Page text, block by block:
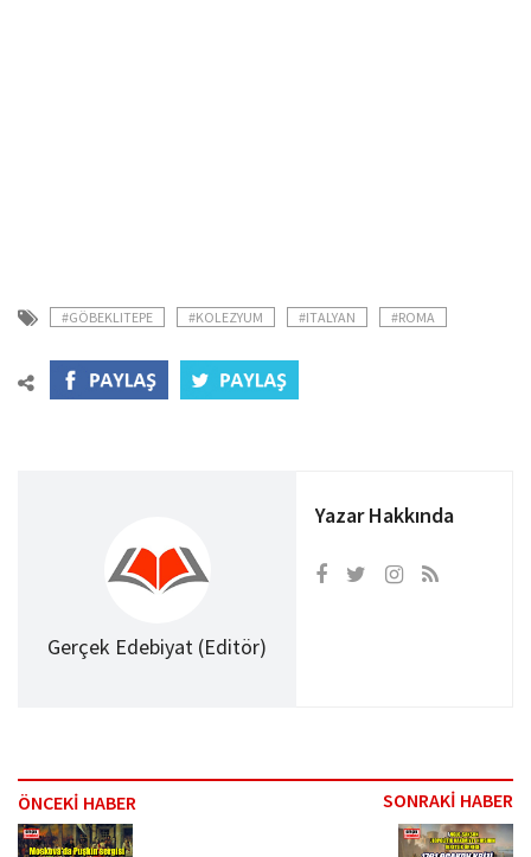
#GÖBEKLITEPE #KOLEZYUM #ITALYAN #ROMA
Gerçek Edebiyat (Editör)
Yazar Hakkında
ÖNCEKİ HABER SONRAKİ HABER